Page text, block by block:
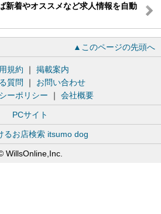
新着やオススメなど求人情報を自動
▲このページの先頭へ
規約 ｜ 掲載案内
質問
｜ お問い合わせ
ーポリシー ｜ 会社概要
PCサイト
るお店検索 itsumo dog
WillsOnline,Inc.